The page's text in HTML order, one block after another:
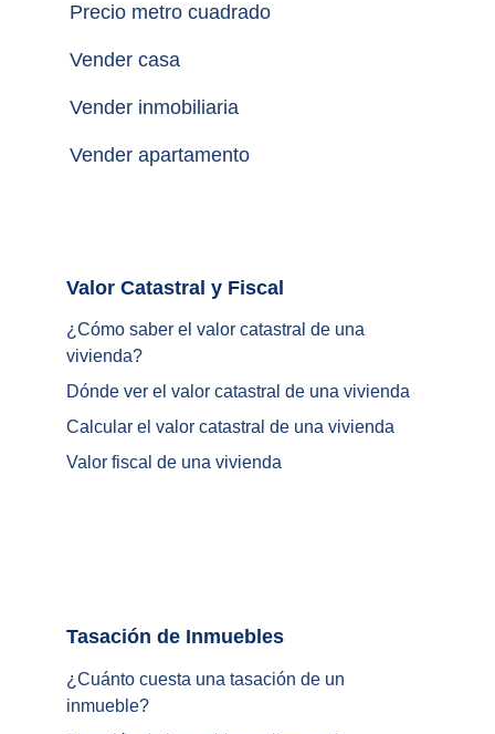
¿Cuánto cuesta una tasación de un
inmueble?
¿ Cómo saber el valor catastral de una
vivienda?
Dónde ver el valor catastral de una vivienda
Calcular el valor catastral de una vivienda
Valor fiscal de una vivienda
Precio metro cuadrado
Vender casa
Vender inmobiliaria
Vender apartamento